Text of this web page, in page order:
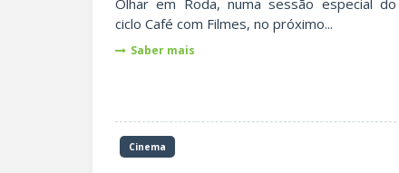
Olhar em Roda, numa sessão especial do
ciclo Café com Filmes, no próximo...
Saber mais
Cinema